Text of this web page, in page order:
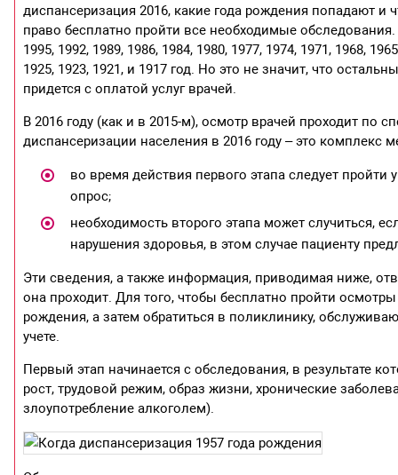
диспансеризация 2016, какие года рождения попадают и
право бесплатно пройти все необходимые
1995, 1992, 1989, 1986, 1984, 1980, 1977, 1974, 1971, 1968,
1925, 1923, 1921, и 1917 год. Но это не значит, что
придется с оплатой услуг врачей.
В 2016 году (как и в 2015-м), осмотр врачей проходит по
диспансеризации населения в 2016 году – это комплекс
во время действия первого этапа следует
опрос;
необходимость второго этапа может случиться,
нарушения здоровья, в этом случае пациенту
Эти сведения, а также информация, приводимая ниже,
она проходит. Для того, чтобы бесплатно пройти
рождения, а затем обратиться в поликлинику,
учете.
Первый этап начинается с обследования, в результате
рост, трудовой режим, образ жизни, хронические
злоупотребление алкоголем).